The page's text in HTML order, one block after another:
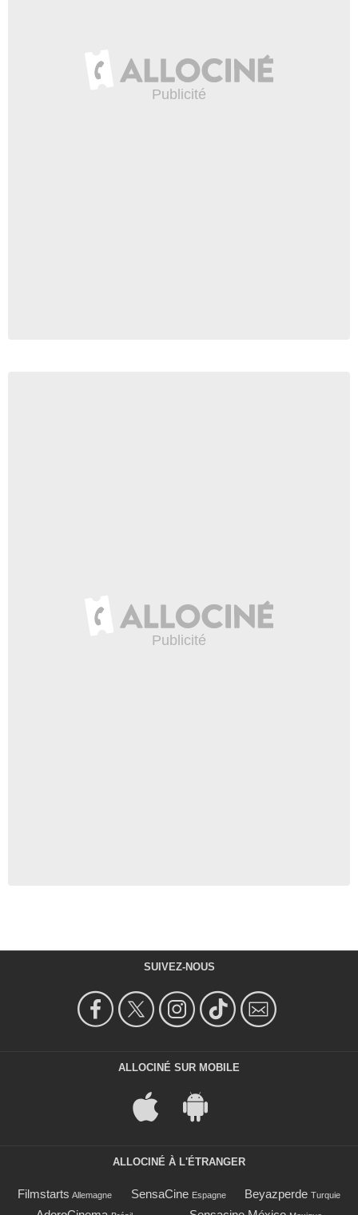
SUIVEZ-NOUS
ALLOCINÉ SUR MOBILE
ALLOCINÉ À L'ÉTRANGER
Filmstarts Allemagne SensaCine Espagne Beyazperde Turquie